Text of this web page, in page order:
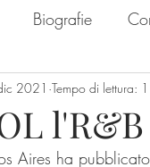
Biografie
2021 Tempo di lettura:
Aires ha